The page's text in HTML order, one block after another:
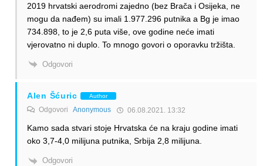
2019 hrvatski aerodromi zajedno (bez Brača i Osijeka, ne
mogu da nađem) su imali 1.977.296 putnika a Bg je imao
734.898, to je 2,6 puta više, ove godine neće imati
vjerovatno ni duplo. To mnogo govori o oporavku tržišta.
Odgovori
Alen Šćuric Author
Odgovori Anonymous 06.08.2021. 13:32
Kamo sada stvari stoje Hrvatska će na kraju godine imati
oko 3,7-4,0 milijuna putnika, Srbija 2,8 milijuna.
Odgovori